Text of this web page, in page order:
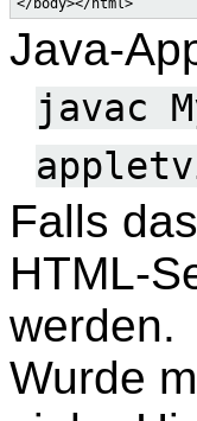
Java-
javac
Falls
HTML-
werden.
Wurde